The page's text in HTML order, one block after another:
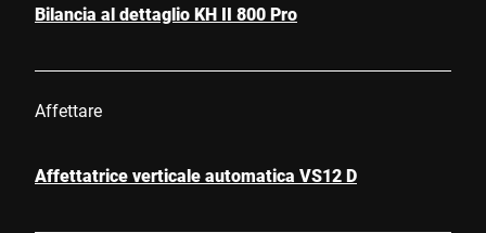
Bilancia al dettaglio KH II 800 Pro
Affettare
Affettatrice verticale automatica VS12 D